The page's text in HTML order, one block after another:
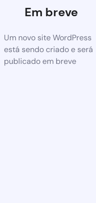
Em breve
Um novo site WordPress
está sendo criado e será
publicado em breve